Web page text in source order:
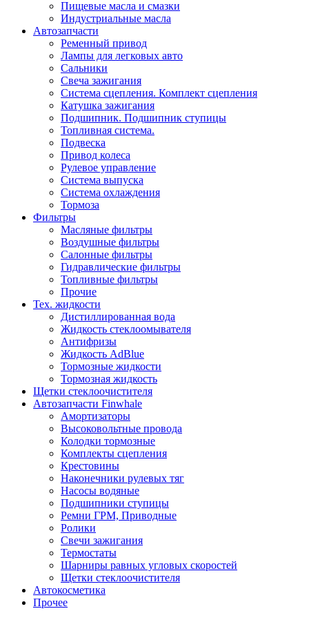
Пищевые масла и смазки
Индустриальные масла
Автозапчасти
Ременный привод
Лампы для легковых авто
Сальники
Свеча зажигания
Система сцепления. Комплект сцепления
Катушка зажигания
Подшипник. Подшипник ступицы
Топливная система.
Подвеска
Привод колеса
Рулевое управление
Система выпуска
Система охлаждения
Тормоза
Фильтры
Масляные фильтры
Воздушные фильтры
Салонные фильтры
Гидравлические фильтры
Топливные фильтры
Прочие
Тех. жидкости
Дистиллированная вода
Жидкость стеклоомывателя
Антифризы
Жидкость AdBlue
Тормозные жидкости
Тормозная жидкость
Щетки стеклоочистителя
Автозапчасти Finwhale
Амортизаторы
Высоковольтные провода
Колодки тормозные
Комплекты сцепления
Крестовины
Наконечники рулевых тяг
Насосы водяные
Подшипники ступицы
Ремни ГРМ, Приводные
Ролики
Свечи зажигания
Термостаты
Шарниры равных угловых скоростей
Щетки стеклоочистителя
Автокосметика
Прочее